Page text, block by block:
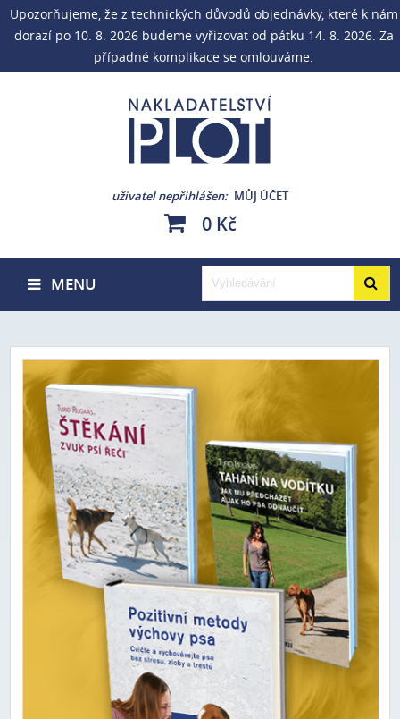
Upozorňujeme, že z technických důvodů objednávky, které k nám
dorazí po 10. 8. 2026 budeme vyřizovat od pátku 14. 8. 2026. Za
případné komplikace se omlouváme.
uživatel nepřihlášen MŮJ ÚČET
0 Kč
MENU